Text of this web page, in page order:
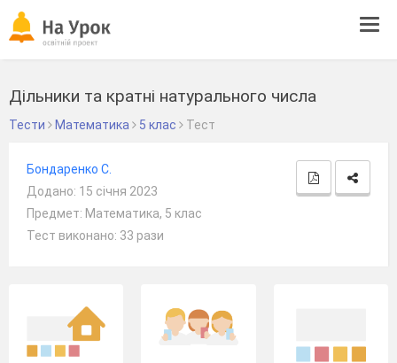
Дільники та кратні натурального числа
Тести Математика 5 клас Тест
Бондаренко С.
Додано: 15 січня 2023
Предмет: Математика, 5 клас
Тест виконано: 33 рази